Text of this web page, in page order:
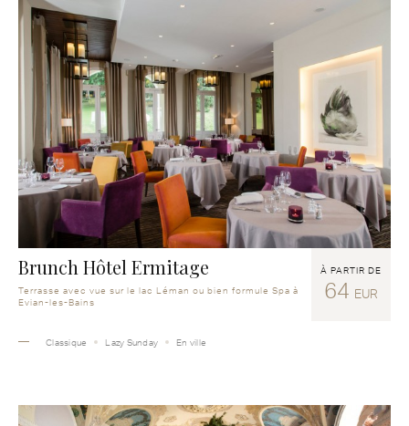
Brunch Hôtel Ermitage
Terrasse avec vue sur le lac Léman ou bien formule Spa à
Evian-les-Bains
À PARTIR DE
64 EUR
Classique Lazy Sunday En ville